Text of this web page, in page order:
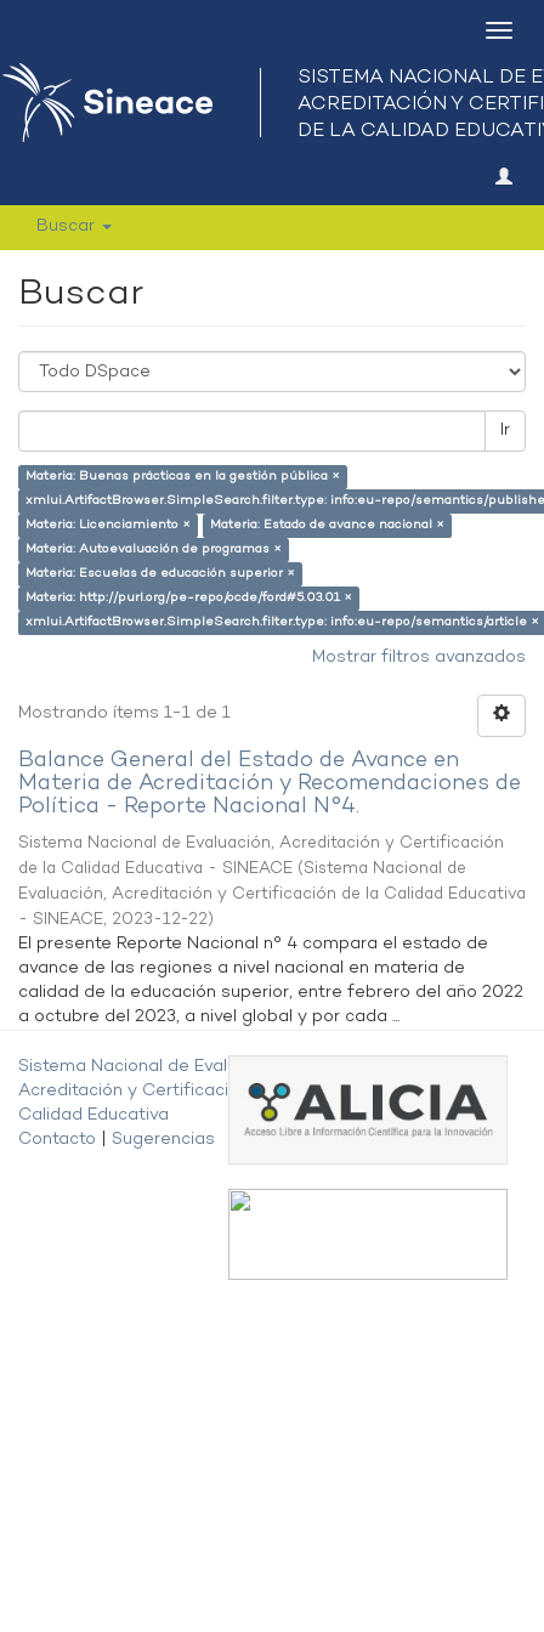
Buscar
Buscar
Ir
Materia: Buenas prácticas en la gestión pública ×
xmlui.ArtifactBrowser.SimpleSearch.filter.type: info:eu-repo/semantics/
Materia: Licenciamiento ×
Materia: Estado de avance nacional ×
Materia: Autoevaluación de programas ×
Materia: Escuelas de educación superior ×
Materia: http://purl.org/pe-repo/ocde/ford#5.03.01 ×
xmlui.ArtifactBrowser.SimpleSearch.filter.type: info:eu-repo/semantics/article ×
Mostrar filtros avanzados
Mostrando ítems 1-1 de 1
Balance General del Estado de Avance en
Materia de Acreditación y Recomendaciones de
Política - Reporte Nacional N°4.
Sistema Nacional de Evaluación, Acreditación y Certificación
de la Calidad Educativa - SINEACE (Sistema Nacional de
Evaluación, Acreditación y Certificación de la Calidad Educativa
- SINEACE, 2023-12-22)
El presente Reporte Nacional n° 4 compara el estado de
avance de las regiones a nivel nacional en materia de
calidad de la educación superior, entre febrero del año 2022
a octubre del 2023, a nivel global y por cada ...
Sistema Nacional de Evaluación,
Acreditación y Certificación de la
Calidad Educativa
Contacto
Sugerencias